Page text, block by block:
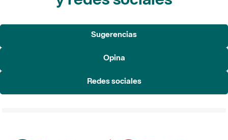
Sugerencias
Opina
Redes sociales